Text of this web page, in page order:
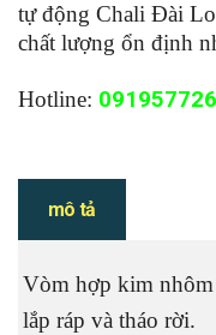
tự động Chali Đài
chất lượng ổn định
Hotline:
mô tả
Vòm hợp kim nhôm
lắp ráp và tháo rời.